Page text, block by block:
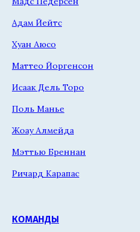
Адам Йейтс
Хуан Аюсо
Маттео Йоргенсон
Исаак Дель Торо
Поль Манье
Жоау Алмейда
Мэттью Бреннан
Ричард Карапас
КОМАНДЫ